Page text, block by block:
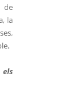
de
la